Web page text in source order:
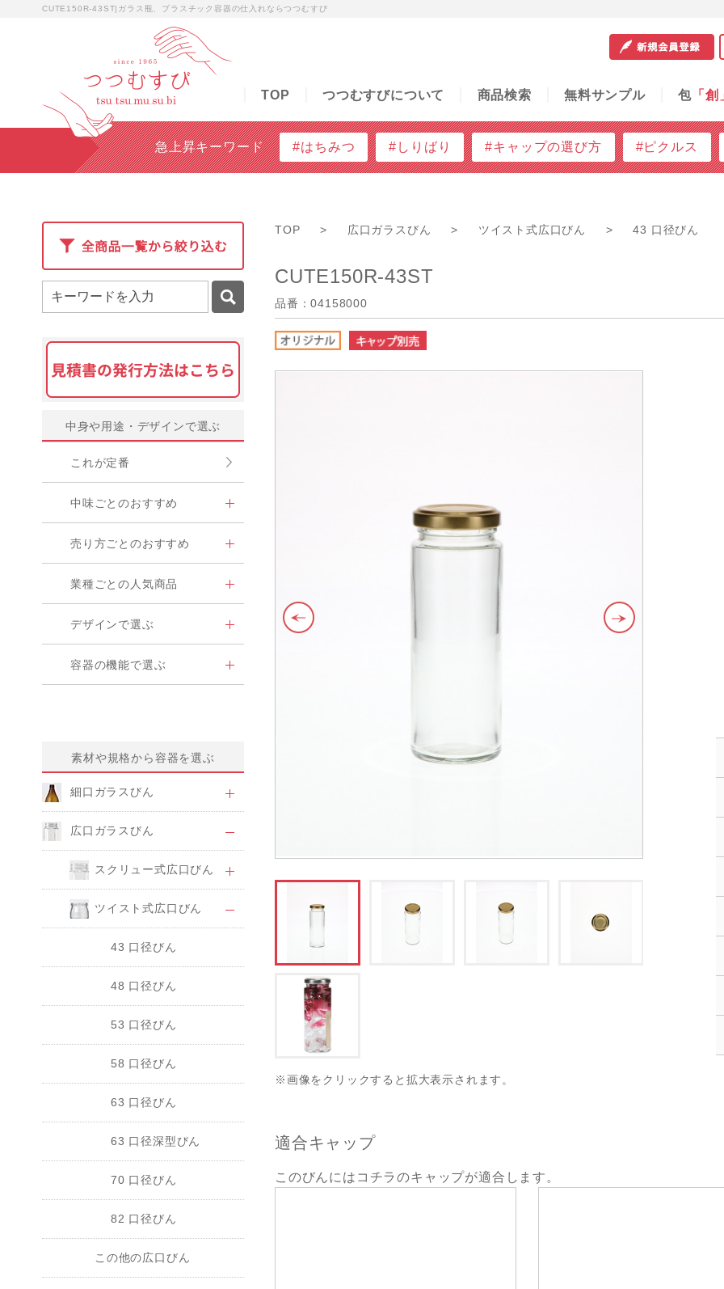
CUTE150R-43ST|ガラス瓶、プラスチック容器の仕入れならつつむすび
TOP つつむすびについて 商品検索 無料サンプル 包 「創
急上昇キーワード #はちみつ #しりばり #キャップの選び方 #ピクルス
つつむすびについて ご利用ガイド 問
TOP > 広口ガラスびん > ツイスト式広口びん > 43 口径びん
CUTE150R-43ST
品番：04158000
※画像をクリックすると拡大表示されます。
適合キャップ
このびんにはコチラのキャップが適合します。
中身や用途・デザインで選ぶ
これが定番
中味ごとのおすすめ
売り方ごとのおすすめ
業種ごとの人気商品
デザインで選ぶ
容器の機能で選ぶ
素材や規格から容器を選ぶ
細口ガラスびん
広口ガラスびん
スクリュー式広口びん
ツイスト式広口びん
43 口径びん
48 口径びん
53 口径びん
58 口径びん
63 口径びん
63 口径深型びん
70 口径びん
82 口径びん
この他の広口びん